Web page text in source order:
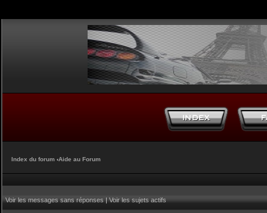
Index du forum ‹Aide au Forum
Voir les messages sans réponses|Voir les sujets actifs